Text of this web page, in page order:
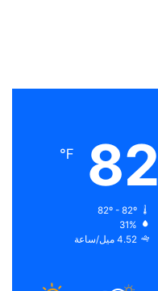
82
℉
82º - 82º
31%
4.52 ميل/ساعة